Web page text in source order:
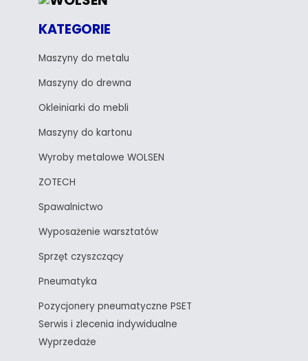
KATEGORIE
Maszyny do metalu
Maszyny do drewna
Okleiniarki do mebli
Maszyny do kartonu
Wyroby metalowe WOLSEN
ZOTECH
Spawalnictwo
Wyposażenie warsztatów
Sprzęt czyszczący
Pneumatyka
Pozycjonery pneumatyczne PSET
Serwis i zlecenia indywidualne
Wyprzedaże